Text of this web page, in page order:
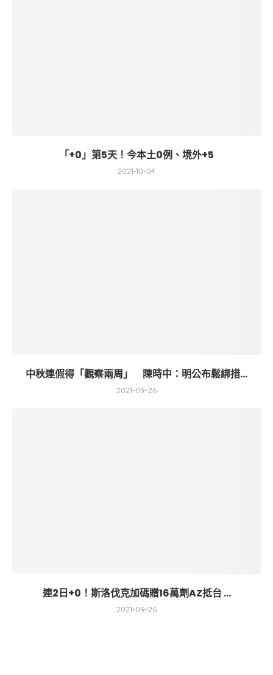
「+0」第5天！今本土0例、境外+5
2021-10-04
中秋連假得「觀察兩周」 陳時中：明公布鬆綁措...
2021-09-26
連2日+0！斯洛伐克加碼贈16萬劑AZ抵台 ...
2021-09-26